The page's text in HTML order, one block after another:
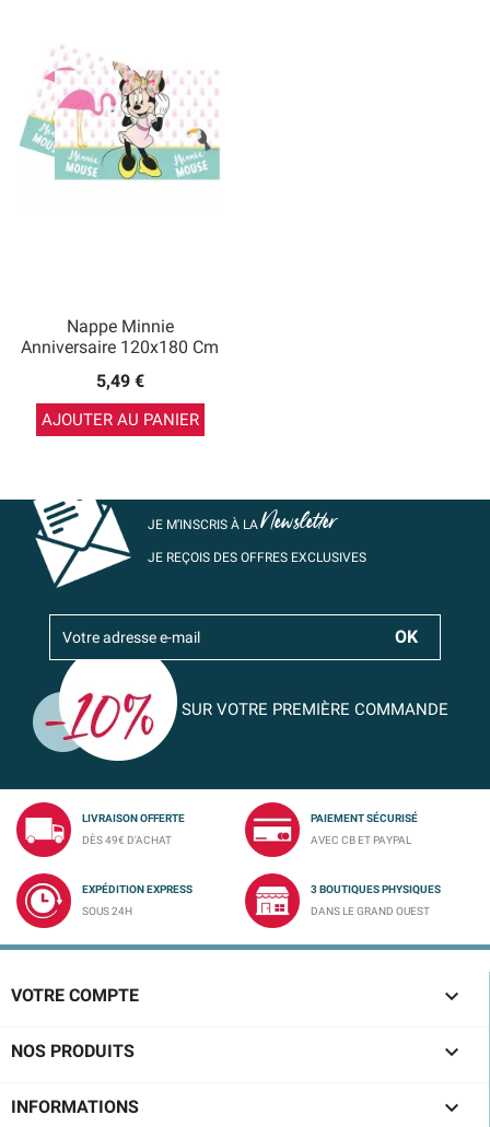
Nappe Minnie
Anniversaire 120x180 Cm
5,49 €
AJOUTER AU PANIER
JE M’INSCRIS À LANewsletter
JE REÇOIS DES OFFRES EXCLUSIVES
SUR VOTRE PREMIÈRE COMMANDE
LIVRAISON OFFERTE
DÈS 49€ D'ACHAT
PAIEMENT SÉCURISÉ
AVEC CB ET PAYPAL
EXPÉDITION EXPRESS
SOUS 24H
3 BOUTIQUES PHYSIQUES
DANS LE GRAND OUEST
VOTRE COMPTE 
NOS PRODUITS 
INFORMATIONS 